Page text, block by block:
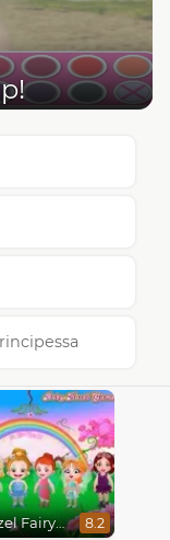
Baby Hazel Fairyland Ballet 8.2